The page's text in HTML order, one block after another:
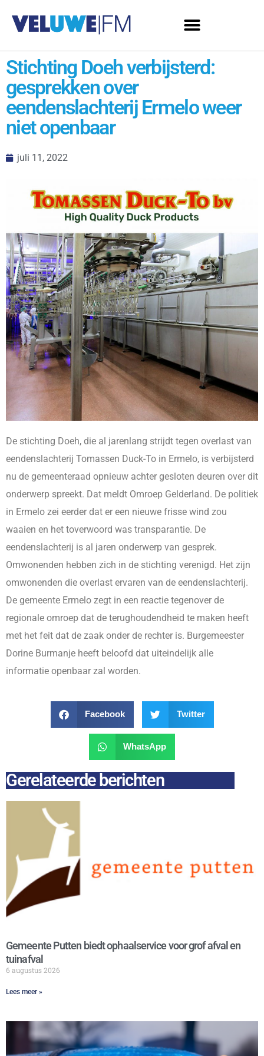
Stichting Doeh verbijsterd:
gesprekken over
eendenslachterij Ermelo weer
niet openbaar
juli 11, 2022
De stichting Doeh, die al jarenlang strijdt tegen overlast van
eendenslachterij Tomassen Duck-To in Ermelo, is verbijsterd
nu de gemeenteraad opnieuw achter gesloten deuren over dit
onderwerp spreekt. Dat meldt Omroep Gelderland. De politiek
in Ermelo zei eerder dat er een nieuwe frisse wind zou
waaien en het toverwoord was transparantie. De
eendenslachterij is al jaren onderwerp van gesprek.
Omwonenden hebben zich in de stichting verenigd. Het zijn
omwonenden die overlast ervaren van de eendenslachterij.
De gemeente Ermelo zegt in een reactie tegenover de
regionale omroep dat de terughoudendheid te maken heeft
met het feit dat de zaak onder de rechter is. Burgemeester
Dorine Burmanje heeft beloofd dat uiteindelijk alle
informatie openbaar zal worden.
Facebook Twitter
WhatsApp
Gerelateerde berichten
Gemeente Putten biedt ophaalservice voor grof afval en
tuinafval
6 augustus 2026
Lees meer »